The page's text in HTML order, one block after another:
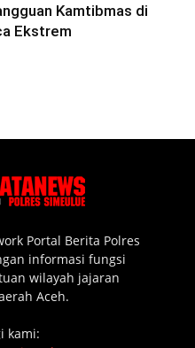
Kamtibmas di
Ekstrem
Portal Berita Polres
informasi fungsi
wilayah jajaran
Aceh.
kami: